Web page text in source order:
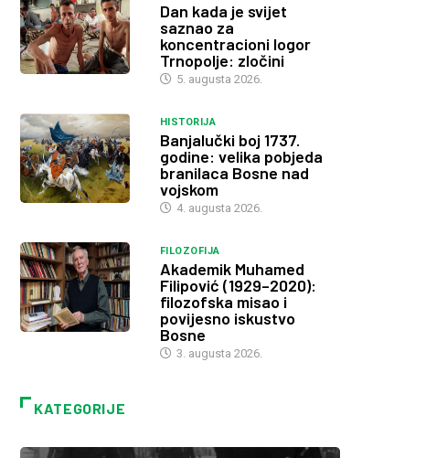
Dan kada je svijet
saznao za
koncentracioni logor
Trnopolje: zločini
5. augusta 2026.
HISTORIJA
Banjalučki boj 1737.
godine: velika pobjeda
branilaca Bosne nad
vojskom
4. augusta 2026.
FILOZOFIJA
Akademik Muhamed
Filipović (1929–2020):
filozofska misao i
povijesno iskustvo
Bosne
3. augusta 2026.
KATEGORIJE